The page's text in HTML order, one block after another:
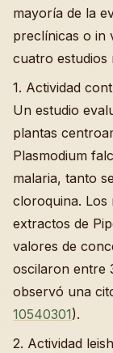
mayoría de la
preclínicas o in
cuatro estudios
1. Actividad
Un estudio
plantas
Plasmodium
malaria, tanto
cloroquina. Los
extractos de
valores de
oscilaron entre
observó una
10540301).
2. Actividad